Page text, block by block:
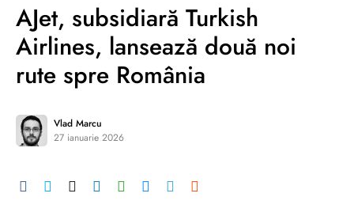
AJet, subsidiară Turkish
Airlines, lansează două noi
rute spre România
Vlad Marcu
27 ianuarie 2026